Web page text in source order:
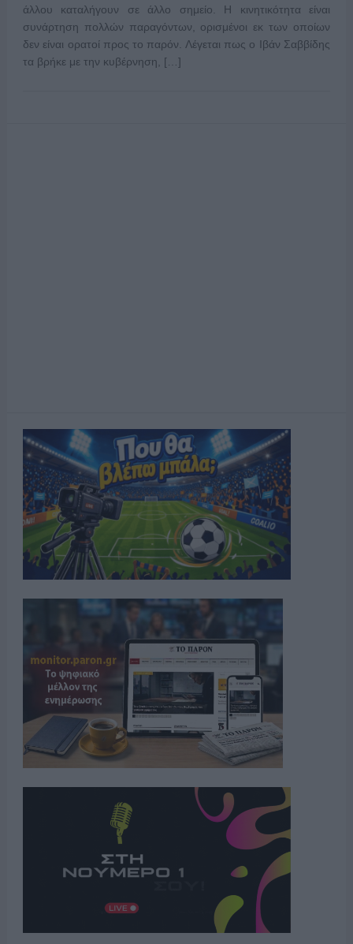
άλλου καταλήγουν σε άλλο σημείο. Η κινητικότητα είναι
συνάρτηση πολλών παραγόντων, ορισμένοι εκ των οποίων
δεν είναι ορατοί προς το παρόν. Λέγεται πως ο Ιβάν Σαββίδης
τα βρήκε με την κυβέρνηση, […]